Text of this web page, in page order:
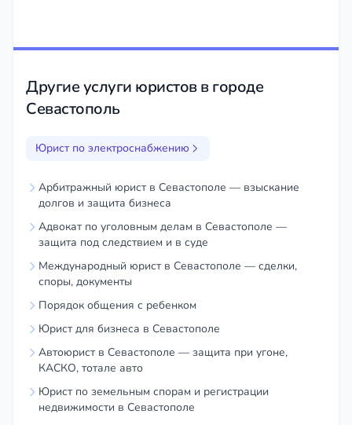
Другие услуги юристов в городе
Севастополь
Юрист по электроснабжению
Арбитражный юрист в Севастополе — взыскание
долгов и защита бизнеса
Адвокат по уголовным делам в Севастополе —
защита под следствием и в суде
Международный юрист в Севастополе — сделки,
споры, документы
Порядок общения с ребенком
Юрист для бизнеса в Севастополе
Автоюрист в Севастополе — защита при угоне,
КАСКО, тотале авто
Юрист по земельным спорам и регистрации
недвижимости в Севастополе